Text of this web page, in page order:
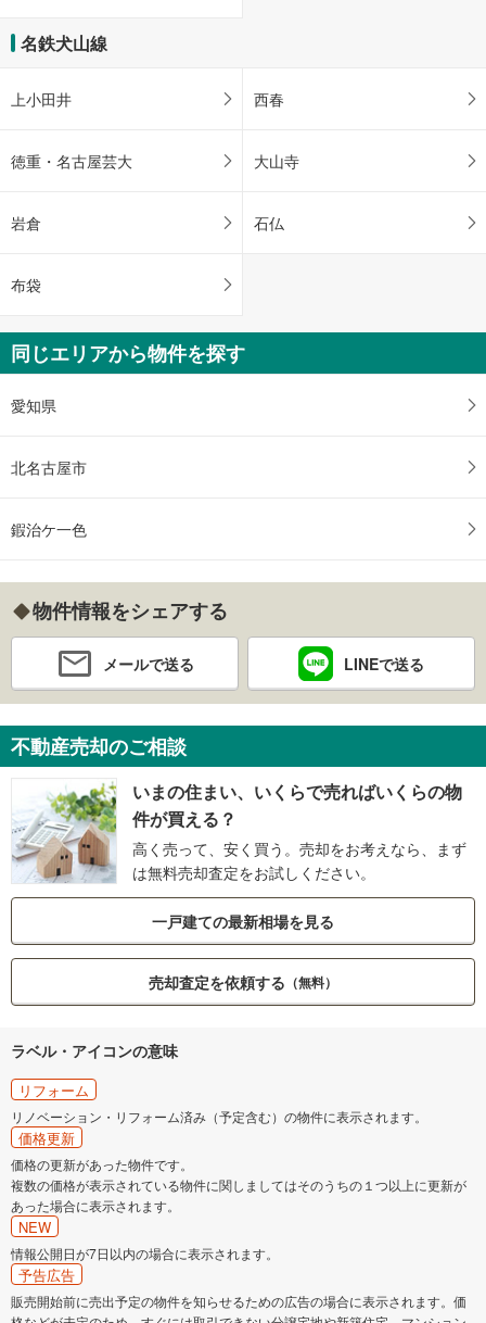
名鉄犬山線
上小田井 西春
徳重・名古屋芸大 大山寺
岩倉 石仏
布袋
同じエリアから物件を探す
愛知県
北名古屋市
鍜治ケ一色
物件情報をシェアする
メールで送る LINEで送る
不動産売却のご相談
いまの住まい、いくらで売ればいくらの物
件が買える？
高く売って、安く買う。売却をお考えなら、まず
は無料売却査定をお試しください。
一戸建ての最新相場を見る
売却査定を依頼する （無料）
ラベル・アイコンの意味
リフォーム
リノベーション・リフォーム済み（予定含む）の物件に表示されます。
価格更新
価格の更新があった物件です。
複数の価格が表示されている物件に関しましてはそのうちの１つ以上に更新が
あった場合に表示されます。
NEW
情報公開日が7日以内の場合に表示されます。
予告広告
販売開始前に売出予定の物件を知らせるための広告の場合に表示されます。価